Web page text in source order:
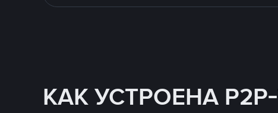
КАК УСТРОЕНА